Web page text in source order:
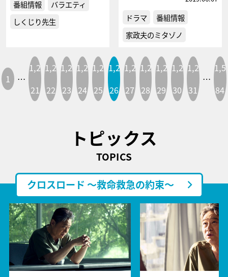
番組情報
バラエティ
しくじり先生
ドラマ
番組情報
家政夫のミタゾノ
1 …
1,2
21
1,2
22
1,2
23
1,2
24
1,2
25
1,2
26
1,2
27
1,2
28
1,2
29
1,2
30
1,2
31
…
1,5
84
トピックス
TOPICS
クロスロード ～救命救急の約束～